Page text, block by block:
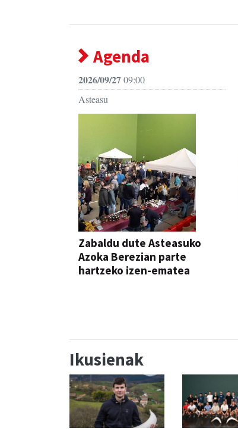
Agenda
2026/09/2709:00
Asteasu
Zabaldu dute Asteasuko
Azoka Berezian parte
hartzeko izen-ematea
Ikusienak